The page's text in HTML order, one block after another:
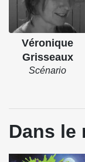
Véronique
Grisseaux
Scénario
Dans le